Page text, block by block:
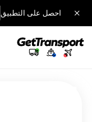
احصل على التطبيق